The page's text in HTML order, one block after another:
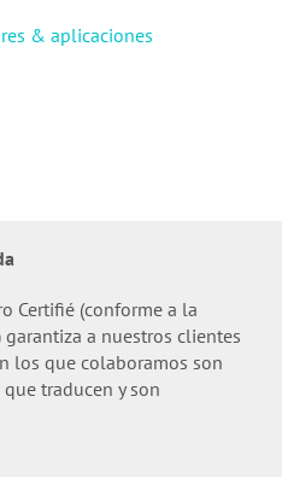
& aplicaciones
Certifié (conforme a la
a nuestros clientes
los que colaboramos son
traducen y son